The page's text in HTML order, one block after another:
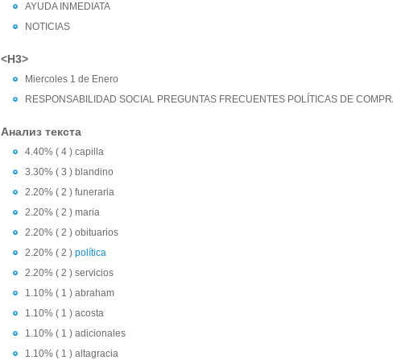
AYUDA INMEDIATA
NOTICIAS
<H3>
Miercoles 1 de Enero
RESPONSABILIDAD SOCIAL PREGUNTAS FRECUENTES POLÍTICAS DE
Анализ текста
4.40% ( 4 ) capilla
3.30% ( 3 ) blandino
2.20% ( 2 ) funeraria
2.20% ( 2 ) maria
2.20% ( 2 ) obituarios
2.20% ( 2 )política
2.20% ( 2 ) servicios
1.10% ( 1 ) abraham
1.10% ( 1 ) acosta
1.10% ( 1 ) adicionales
1.10% ( 1 ) altagracia